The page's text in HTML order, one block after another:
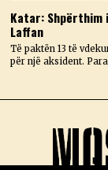
Katar: Shpërthim
Laffan
Të paktën 13 të
për një aksident.